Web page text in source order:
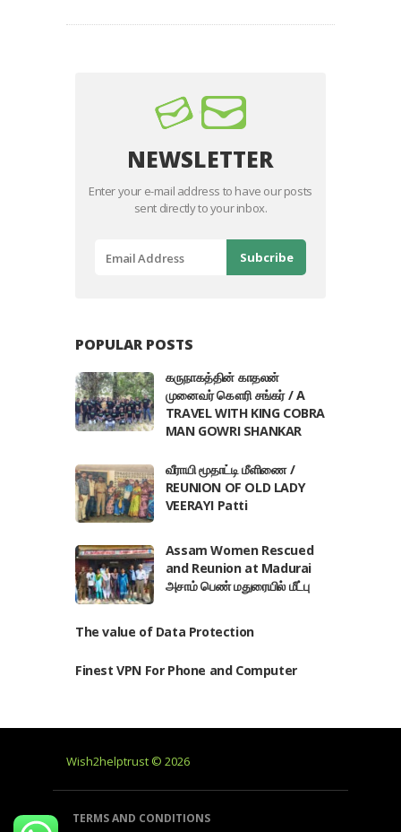
NEWSLETTER
Enter your e-mail address to have our posts
sent directly to your inbox.
POPULAR POSTS
கருநாகத்தின் காதலன்
முனைவர் கௌரி சங்கர் / A
TRAVEL WITH KING COBRA
MAN GOWRI SHANKAR
வீராயி மூதாட்டி மீளிணை /
REUNION OF OLD LADY
VEERAYI Patti
Assam Women Rescued
and Reunion at Madurai
அசாம் பெண் மதுரையில் மீட்பு
The value of Data Protection
Finest VPN For Phone and Computer
Wish2helptrust © 2026
TERMS AND CONDITIONS